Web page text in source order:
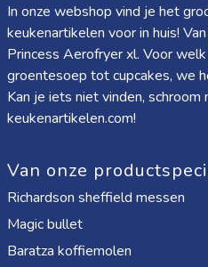
In onze webshop vind je het
keukenartikelen voor in huis! Van
Princess Aerofryer xl. Voor
groentesoep tot cupcakes, we
Kan je iets niet vinden,
keukenartikelen.com!
Van onze
Richardson sheffield messen
Magic bullet
Baratza koffiemolen